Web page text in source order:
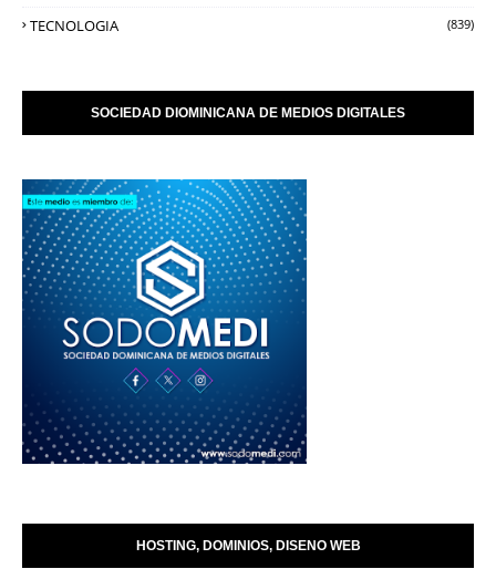
TECNOLOGIA (839)
SOCIEDAD DIOMINICANA DE MEDIOS DIGITALES
HOSTING, DOMINIOS, DISENO WEB